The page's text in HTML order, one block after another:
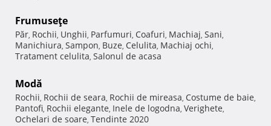
Frumuseţe
Păr, Rochii, Unghii, Parfumuri, Coafuri, Machiaj, Sani,
Manichiura, Sampon, Buze, Celulita, Machiaj ochi,
Tratament celulita, Salonul de acasa
Modă
Rochii, Rochii de seara, Rochii de mireasa, Costume de baie,
Pantofi, Rochii elegante, Inele de logodna, Verighete,
Ochelari de soare, Tendinte 2020